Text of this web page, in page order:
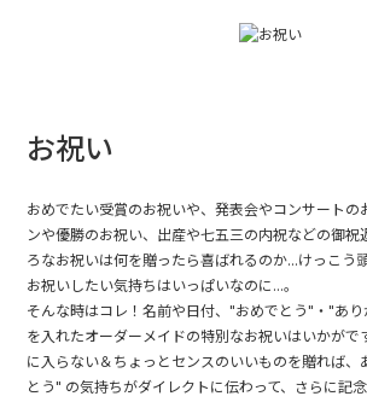
お祝い
おめでたい受賞のお祝いや、発表会やコンサートの
ンや優勝のお祝い、出産や七五三の内祝などの御祝
ろなお祝いは何を贈ったら喜ばれるのか...けっこう
お祝いしたい気持ちはいっぱいなのに...。
そんな時はコレ！名前や日付、"おめでとう"・"あ
を入れたオーダーメイドの特別なお祝いはいかがで
に入らない＆ちょっとセンスのいいものを贈れば、
とう" の気持ちがダイレクトに伝わって、さらに記